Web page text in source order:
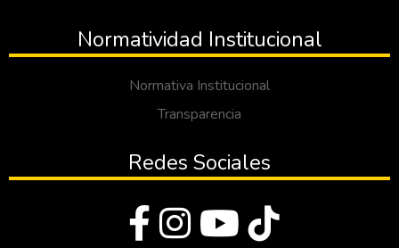
Normatividad Institucional
Normativa Institucional
Transparencia
Redes Sociales